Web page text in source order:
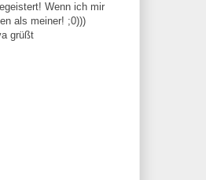
Wenn ich mir
als meiner! ;0)))
grüßt